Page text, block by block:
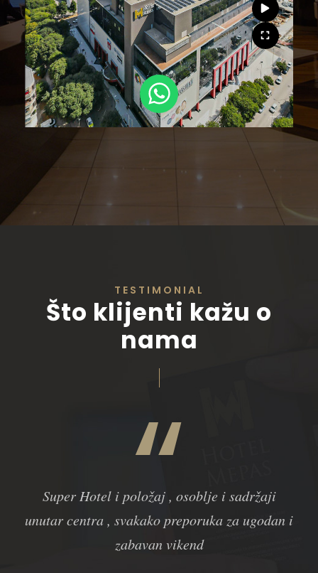
TESTIMONIAL
Što klijenti kažu o
nama
“
Super Hotel i položaj , osoblje i sadržaji
unutar centra , svakako preporuka za ugodan i
zabavan vikend